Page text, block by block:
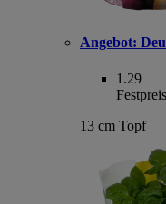
Angebot:
1.29
13 cm Topf